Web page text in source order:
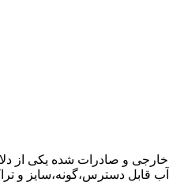
و صادرات شده یکی از
قابل دسترس،گونه،سایز و